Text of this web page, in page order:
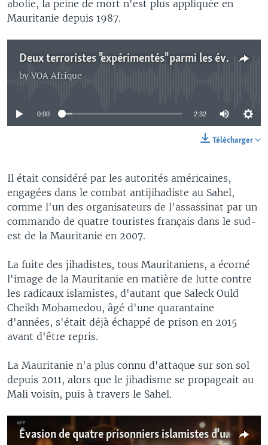
abolie, la peine de mort n'est plus appliquée en
Mauritanie depuis 1987.
Deux terroristes "expérimentés" parmi les évadés de la prison mauritanienne
byVOA Afrique
No media source currently available
0:00 2:32
Télécharger
Il était considéré par les autorités américaines,
engagées dans le combat antijihadiste au Sahel,
comme l'un des organisateurs de l'assassinat par un
commando de quatre touristes français dans le sud-
est de la Mauritanie en 2007.
La fuite des jihadistes, tous Mauritaniens, a écorné
l'image de la Mauritanie en matière de lutte contre
les radicaux islamistes, d'autant que Saleck Ould
Cheikh Mohamedou, âgé d'une quarantaine
d'années, s'était déjà échappé de prison en 2015
avant d'être repris.
La Mauritanie n'a plus connu d'attaque sur son sol
depuis 2011, alors que le jihadisme se propageait au
Mali voisin, puis à travers le Sahel.
Évasion de quatre prisonniers islamistes d'une prison de Nouakchott